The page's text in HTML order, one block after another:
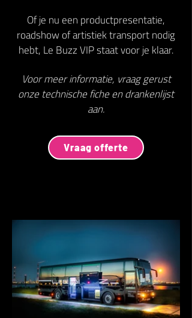
Of je nu een productpresentatie,
roadshow of artistiek transport nodig
hebt, Le Buzz VIP staat voor je klaar.
Voor meer informatie, vraag gerust
onze technische fiche en drankenlijst
aan.
Vraag offerte